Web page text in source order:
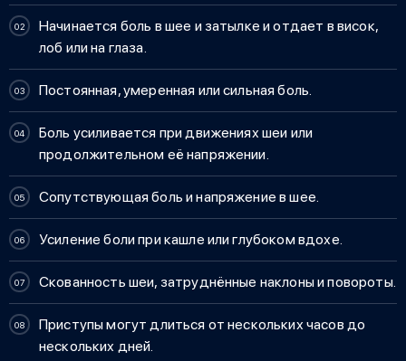
Начинается боль в шее и затылкеи отдает в висок,
лоб или на глаза.
Постоянная, умеренная или сильная боль.
Боль усиливается при движениях шеи или
продолжительном её напряжении.
Сопутствующая боль и напряжение в шее.
Усиление боли при кашле или глубоком вдохе.
Скованность шеи, затруднённые наклоны и повороты.
Приступы могут длиться от нескольких часов до
нескольких дней.